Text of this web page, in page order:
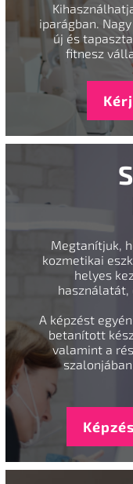
iparágban.
új és
fitnesz
Megtanítjuk,
kozmetikai
helyes
használatát,
A képzést
betanított
valamint a